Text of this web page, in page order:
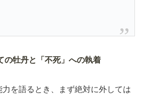
の牡丹と「不死」への執着
を語るとき、まず絶対に外しては